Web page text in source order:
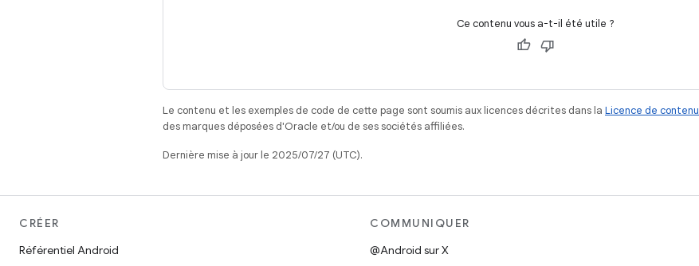
Ce contenu vous a-t-il été utile ?
Le contenu et les exemples de code de cette page sont soumis aux licences décrites dans la Licence de contenu
des marques déposées d'Oracle et/ou de ses sociétés affiliées.
Dernière mise à jour le 2025/07/27 (UTC).
CRÉER
Référentiel Android
COMMUNIQUER
@Android sur X